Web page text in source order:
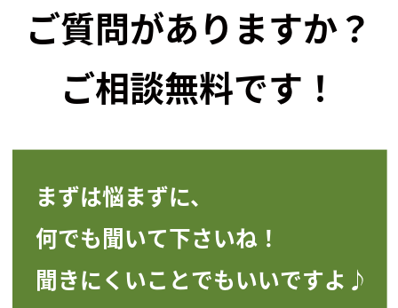
ご質問がありますか？
ご相談無料です！
まずは悩まずに、
何でも聞いて下さいね！
聞きにくいことでもいいですよ♪